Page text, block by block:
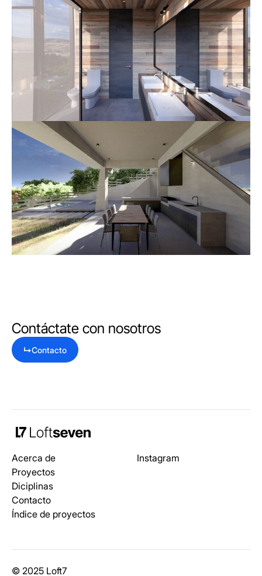
Contáctate con nosotros
↳Contacto
Acerca de
Proyectos
Diciplinas
Contacto
Índice de proyectos
Instagram
© 2025 Loft7